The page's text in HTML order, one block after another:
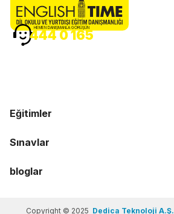
Eğitimler
Sınavlar
bloglar
HEMEN DANIŞMANLA GÖRÜŞÜN
444 0 165
Copyright © 2025 Dedica Teknoloji A.Ş.